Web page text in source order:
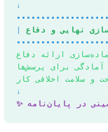
↓
ارائه دفاع
برای پرسش‌ها
و سلامت اخلاقی کار
↓
در پایان‌نامه ✨